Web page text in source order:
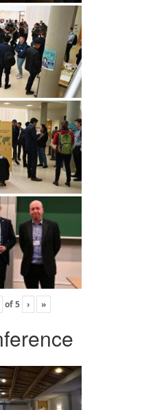
of5 › »